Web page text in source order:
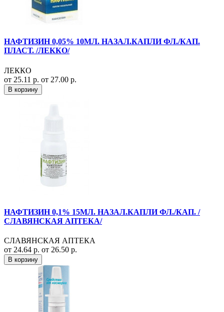
НАФТИЗИН 0,05% 10МЛ. НАЗАЛ.КАПЛИ ФЛ./КАП.
ПЛАСТ. /ЛЕККО/
ЛЕККО
от 25.11 р. от 27.00 р.
В корзину
НАФТИЗИН 0,1% 15МЛ. НАЗАЛ.КАПЛИ ФЛ./КАП. /
СЛАВЯНСКАЯ АПТЕКА/
СЛАВЯНСКАЯ АПТЕКА
от 24.64 р. от 26.50 р.
В корзину